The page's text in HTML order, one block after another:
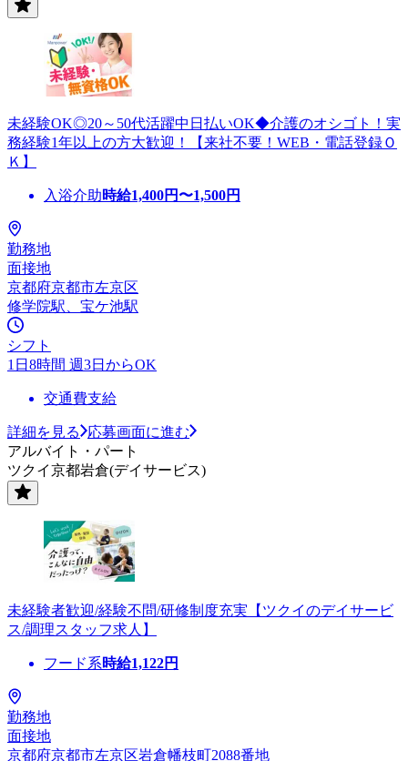
未経験OK◎20～50代活躍中日払いOK◆介護のオシゴト！実
務経験1年以上の方大歓迎！【来社不要！WEB・電話登録Ｏ
Ｋ】
入浴介助時給1,400円〜1,500円
勤務地
面接地
京都府京都市左京区
修学院駅、宝ケ池駅
シフト
1日8時間 週3日からOK
交通費支給
詳細を見る
応募画面に進む
アルバイト・パート
ツクイ京都岩倉(デイサービス)
未経験者歓迎/経験不問/研修制度充実【ツクイのデイサービ
ス/調理スタッフ求人】
フード系時給1,122円
勤務地
面接地
京都府京都市左京区岩倉幡枝町2088番地